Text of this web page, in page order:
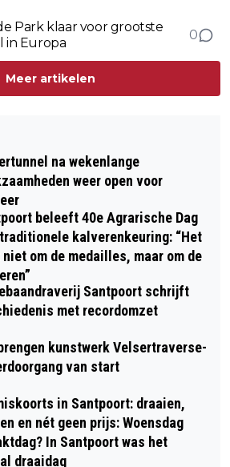
Park klaar voor grootste
in Europa
0
Meer artikelen
na wekenlange
weer open voor
beleeft 40e Agrarische Dag
kalverenkeuring: “Het
niet om de medailles, maar om de
Santpoort schrijft
met recordomzet
kunstwerk Velsertraverse-
van start
in Santpoort: draaien,
en nét geen prijs: Woensdag
In Santpoort was het
draaidag